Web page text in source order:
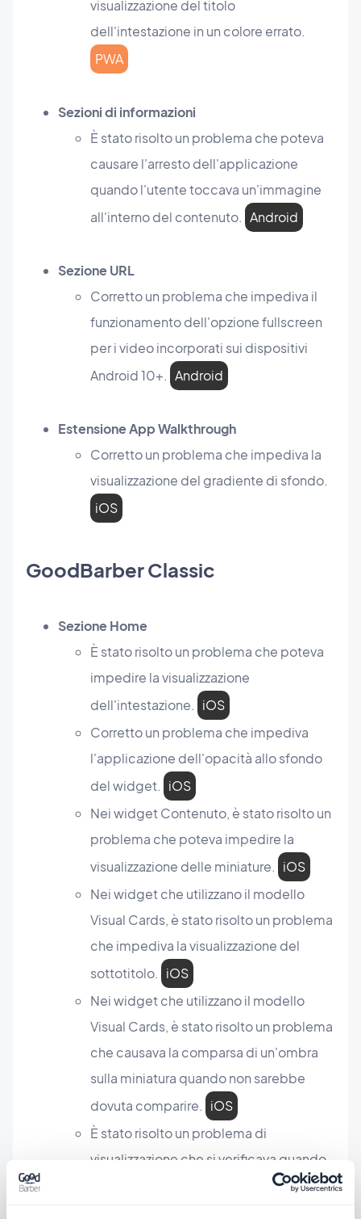
visualizzazione del titolo
dell'intestazione in un colore errato.
PWA
Sezioni di informazioni
È stato risolto un problema che poteva
causare l'arresto dell'applicazione
quando l'utente toccava un'immagine
all'interno del contenuto. Android
Sezione URL
Corretto un problema che impediva il
funzionamento dell'opzione fullscreen
per i video incorporati sui dispositivi
Android 10+. Android
Estensione App Walkthrough
Corretto un problema che impediva la
visualizzazione del gradiente di sfondo.
iOS
GoodBarber Classic
Sezione Home
È stato risolto un problema che poteva
impedire la visualizzazione
dell'intestazione. iOS
Corretto un problema che impediva
l'applicazione dell'opacità allo sfondo
del widget. iOS
Nei widget Contenuto, è stato risolto un
problema che poteva impedire la
visualizzazione delle miniature. iOS
Nei widget che utilizzano il modello
Visual Cards, è stato risolto un problema
che impediva la visualizzazione del
sottotitolo. iOS
Nei widget che utilizzano il modello
Visual Cards, è stato risolto un problema
che causava la comparsa di un'ombra
sulla miniatura quando non sarebbe
dovuta comparire. iOS
È stato risolto un problema di
visualizzazione che si verificava quando
apriva la vista dei commenti da un